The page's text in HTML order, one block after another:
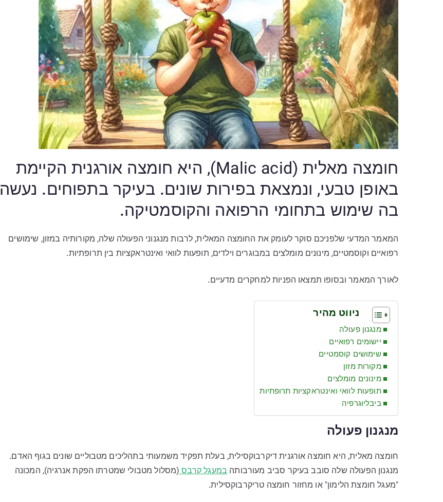
חומצה מאלית (Malic acid), היא חומצה אורגנית הקיימת
באופן טבעי, ונמצאת בפירות שונים. בעיקר בתפוחים. נעשה
בה שימוש בתחומי הרפואה והקוסמטיקה.
המאמר המדעי שלפניכם סוקר לעומק את החומצה המאלית, לרבות מנגנוני הפעולה שלה, מקורותיה במזון, שימושים
רפואיים וקוסמטיים, מינונים מומלצים במבוגרים וילדים, תופעות לוואי ואינטראקציות בין תרופתיות.
לאורך המאמר ובסופו תמצאו הפניות למחקרים מדעיים.
ניווט מהיר
מנגנון פעולה
יישומים רפואיים
שימושים קוסמטיים
מקורות מזון
מינונים מומלצים
תופעות לוואי ואינטראקציות תרופתיות
ביבליוגרפיה
מנגנון פעולה
חומצה מאלית, היא חומצה אורגנית דיקרבוקסילית, בעלת תפקיד משמעותי בתהליכים מטבוליים שונים בגוף האדם.
מנגנון הפעולה שלה סובב בעיקר סביב מעורבותהבמעגל קרבס(מסלול מטבולי שמטרתו הפקת אנרגיה), המכונה
"מעגל חומצת הלימון" או מחזור חומצה טריקרבוקסילית.